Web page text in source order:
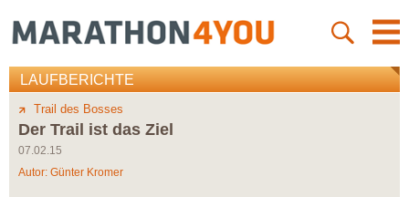
LAUFBERICHTE
Trail des Bosses
Der Trail ist das Ziel
07.02.15
Autor: Günter Kromer